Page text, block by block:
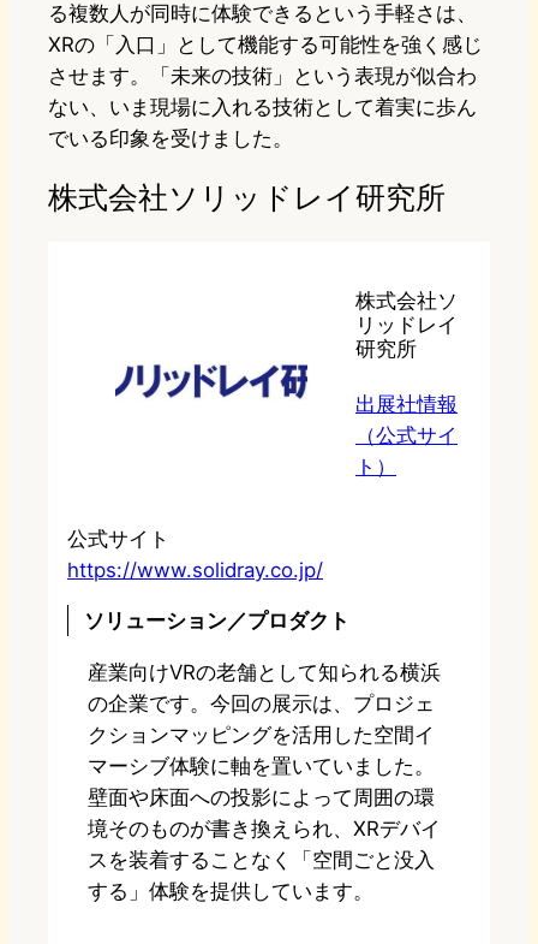
る複数人が同時に体験できるという手軽さは、
XRの「入口」として機能する可能性を強く感じ
させます。「未来の技術」という表現が似合わ
ない、いま現場に入れる技術として着実に歩ん
でいる印象を受けました。
株式会社ソリッドレイ研究所
株式会社ソ
リッドレイ
研究所
出展社情報
（公式サイ
ト）
公式サイト
https://www.solidray.co.jp/
ソリューション／プロダクト
産業向けVRの老舗として知られる横浜
の企業です。今回の展示は、プロジェ
クションマッピングを活用した空間イ
マーシブ体験に軸を置いていました。
壁面や床面への投影によって周囲の環
境そのものが書き換えられ、XRデバイ
スを装着することなく「空間ごと没入
する」体験を提供しています。